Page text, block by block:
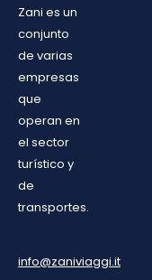
Zani es un
conjunto
de varias
empresas
que
operan en
el sector
turístico y
de
transportes.
info@zaniviaggi.it